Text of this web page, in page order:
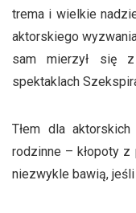
trema i wielkie
aktorskiego
sam mierzył się
spektaklach
Tłem dla
rodzinne – kłopoty
niezwykle bawią,